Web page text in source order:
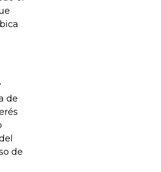
de
de